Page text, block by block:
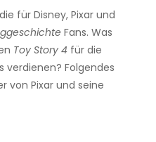
für Disney, Pixar und
Fans. Was
Toy Story 4 für die
Folgendes
von Pixar und seine